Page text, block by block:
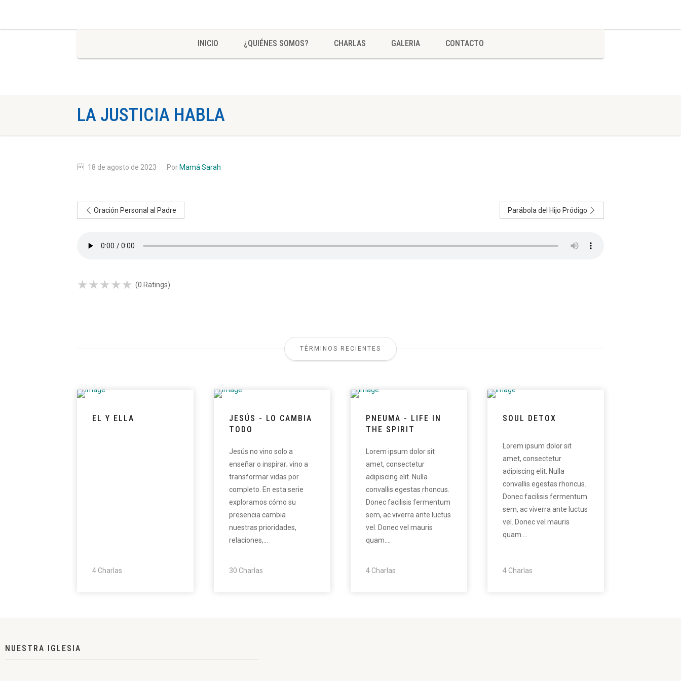
INICIO ¿QUIÉNES SOMOS? CHARLAS GALERIA CONTACTO
LA JUSTICIA HABLA
18 de agosto de 2023 Por Mamá Sarah
Oración Personal al Padre Parábola del Hijo Pródigo
★★★★★
★★★★★ (0 Ratings)
TÉRMINOS RECIENTES
EL Y ELLA
4 Charlas
JESÚS - LO CAMBIA
TODO
Jesús no vino solo a
enseñar o inspirar; vino a
transformar vidas por
completo. En esta serie
exploramos cómo su
presencia cambia
nuestras prioridades,
relaciones,…
30 Charlas
PNEUMA - LIFE IN
THE SPIRIT
Lorem ipsum dolor sit
amet, consectetur
adipiscing elit. Nulla
convallis egestas rhoncus.
Donec facilisis fermentum
sem, ac viverra ante luctus
vel. Donec vel mauris
quam.…
4 Charlas
SOUL DETOX
Lorem ipsum dolor sit
amet, consectetur
adipiscing elit. Nulla
convallis egestas rhoncus.
Donec facilisis fermentum
sem, ac viverra ante luctus
vel. Donec vel mauris
quam.…
4 Charlas
NUESTRA IGLESIA